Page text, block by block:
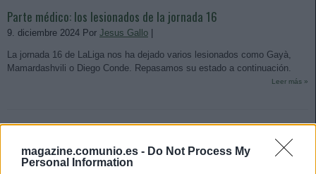
magazine.comunio.es - Do Not Process My
Personal Information
Parte médico: los lesionados de la jornada 16
9. diciembre 2024 Por Jesus Gallo |
La jornada 16 de LaLiga nos ha dejado varios lesionados como Gayà,
Mamardashvili o Diego Conde. Repasamos su estado a continuación.
Leer más »